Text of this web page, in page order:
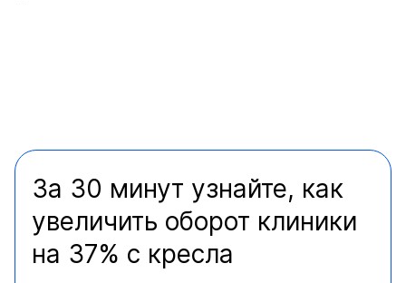
За 30 минут узнайте, как
увеличить оборот клиники
на 37% с кресла